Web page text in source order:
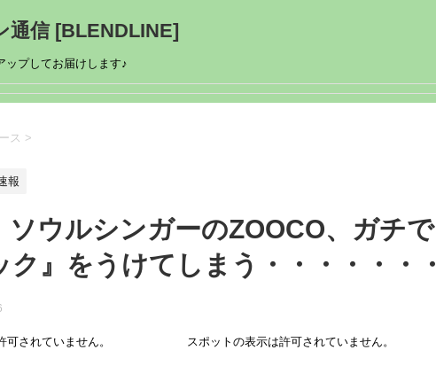
通信 [BLENDLINE]
ップしてお届けします♪
ス >
報
ソウルシンガーのZOOCO、ガチで
ク』をうけてしまう・・・・・・・